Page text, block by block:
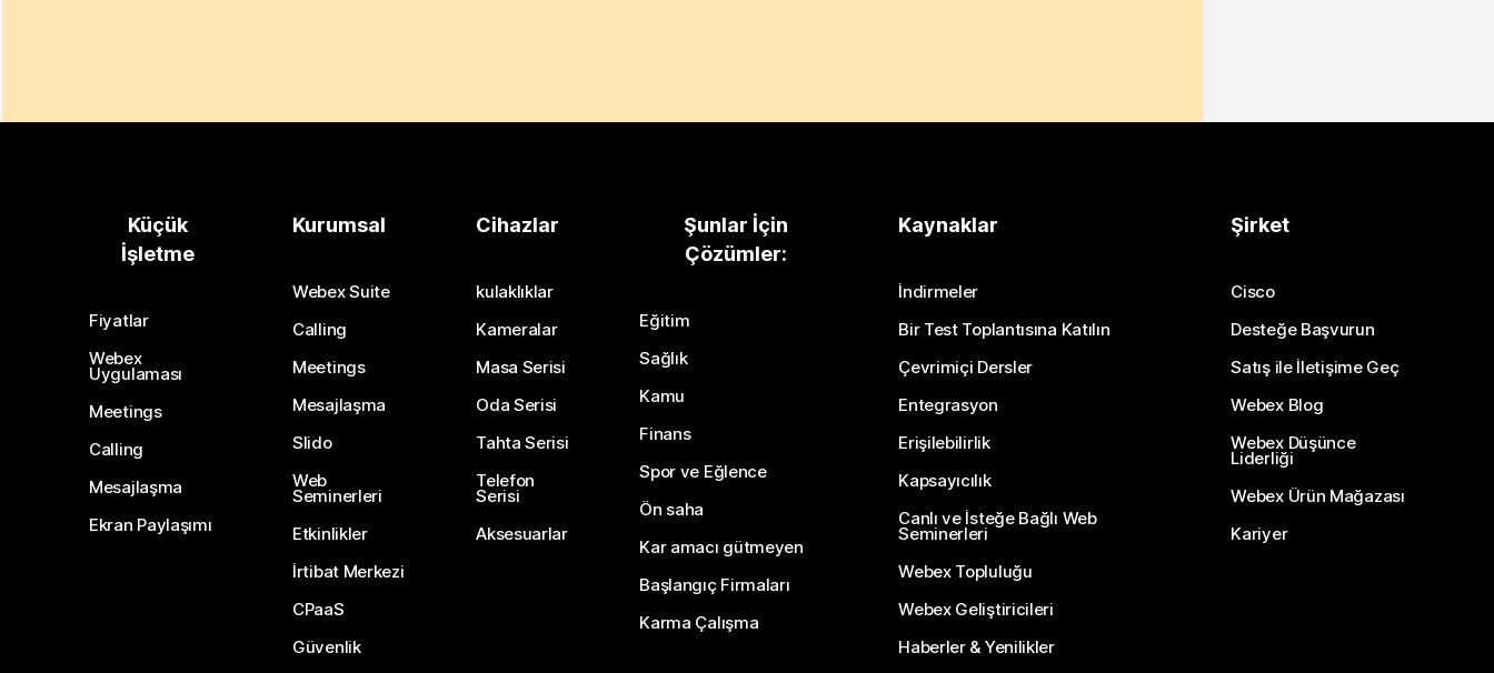
Küçük
İşletme
Fiyatlar
Webex
Uygulaması
Meetings
Calling
Mesajlaşma
Ekran Paylaşımı
Kurumsal
Webex Suite
Calling
Meetings
Mesajlaşma
Slido
Web
Seminerleri
Etkinlikler
İrtibat Merkezi
CPaaS
Güvenlik
Cihazlar
kulaklıklar
Kameralar
Masa Serisi
Oda Serisi
Tahta Serisi
Telefon
Serisi
Aksesuarlar
Şunlar İçin
Çözümler:
Eğitim
Sağlık
Kamu
Finans
Spor ve Eğlence
Ön saha
Kar amacı gütmeyen
Başlangıç Firmaları
Karma Çalışma
Kaynaklar
İndirmeler
Bir Test Toplantısına Katılın
Çevrimiçi Dersler
Entegrasyon
Erişilebilirlik
Kapsayıcılık
Canlı ve İsteğe Bağlı Web
Seminerleri
Webex Topluluğu
Webex Geliştiricileri
Haberler & Yenilikler
Şirket
Cisco
Desteğe Başvurun
Satış ile İletişime Geç
Webex Blog
Webex Düşünce
Liderliği
Webex Ürün Mağazası
Kariyer